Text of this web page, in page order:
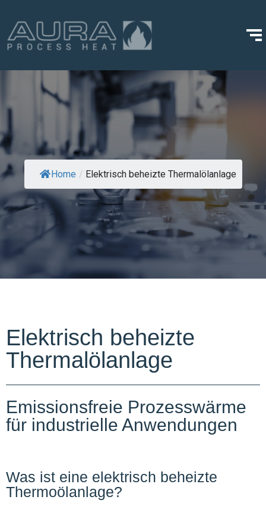
Home / Elektrisch beheizte Thermalölanlage
Elektrisch beheizte
Thermalölanlage
Emissionsfreie Prozesswärme
für industrielle Anwendungen
Was ist eine elektrisch beheizte
Thermoölanlage?